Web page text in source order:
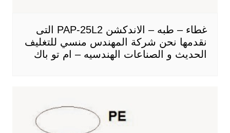
غطاء – طبه – الاندكشن PAP-25L2 التى
نقدمها نحن شركة المهندس منسي للتغليف
الحديث و الصناعات الهندسيه – ام تو باك